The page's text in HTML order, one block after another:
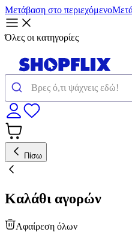
Μετάβαση στο περιεχόμενο
Όλες οι κατηγορίες
Πίσω
Καλάθι αγορών
Αφαίρεση όλων